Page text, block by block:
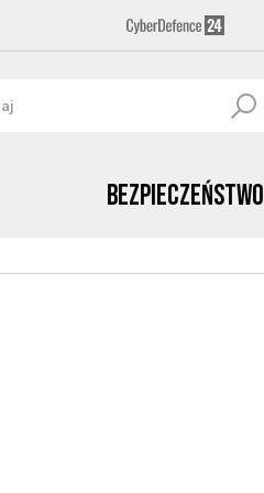
Bezpieczeństwo